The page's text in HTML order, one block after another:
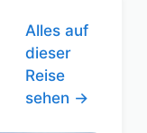
Alles auf
dieser
Reise
sehen →